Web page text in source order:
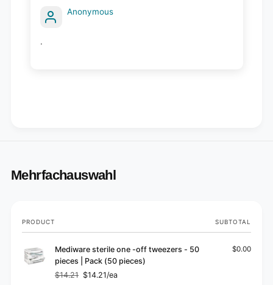
Anonymous
.
Mehrfachauswahl
Your
cart
PRODUCT SUBTOTAL
Mediware sterile one -off tweezers - 50
pieces | Pack (50 pieces)
Regular
$14.21
Sale
$14.21/ea
$0.00